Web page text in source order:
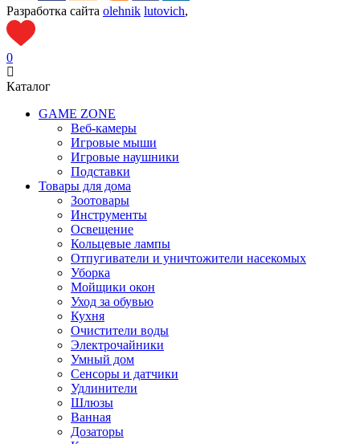
Разработка сайта olehnik lutovich,
0
Каталог
GAME ZONE
Веб-камеры
Игровые мыши
Игровые наушники
Подставки
Товары для дома
Зоотовары
Инструменты
Освещение
Кольцевые лампы
Отпугиватели и уничтожители насекомых
Уборка
Мойщики окон
Уход за обувью
Кухня
Очистители воды
Электрочайники
Умный дом
Сенсоры и датчики
Удлинители
Шлюзы
Ванная
Дозаторы